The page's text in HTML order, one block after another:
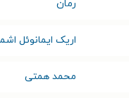
رمان
اریک ایمانوئل
محمد همتی